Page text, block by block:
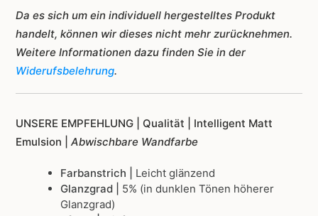
Da es sich um ein individuell hergestelltes Produkt
handelt, können wir dieses nicht mehr zurücknehmen.
Weitere Informationen dazu finden Sie in der
Widerufsbelehrung.
UNSERE EMPFEHLUNG | Qualität | Intelligent Matt
Emulsion | Abwischbare Wandfarbe
Farbanstrich | Leicht glänzend
Glanzgrad | 5% (in dunklen Tönen höherer
Glanzgrad)